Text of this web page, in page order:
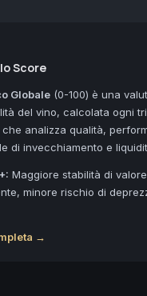
Score
Globale (0-100) è una
del vino, calcolata ogni
analizza qualità,
di invecchiamento e
Maggiore stabilità di
minore rischio di
→